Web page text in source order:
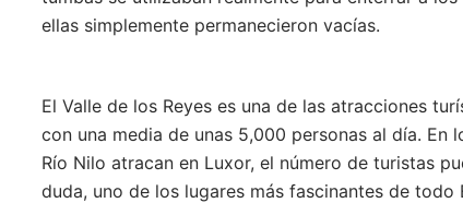
ellas simplemente permanecieron vacías.
El Valle de los Reyes es una de las atracciones
con una media de unas 5,000 personas al día. En
Río Nilo atracan en Luxor, el número de turistas
duda, uno de los lugares más fascinantes de todo